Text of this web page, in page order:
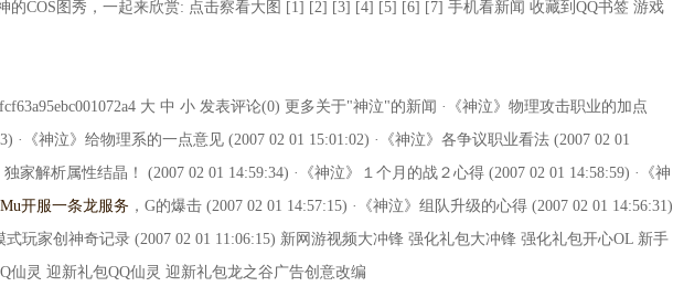
的COS图秀，一起来欣赏: 点击察看大图 [1] [2] [3] [4] [5] [6] [7] 手机看新闻 收藏到QQ书签 游戏
大 中 小 发表评论(0) 更多关于"神泣"的新闻 ·《神泣》物理攻击职业的加点
·《神泣》给物理系的一点意见 (2007 02 01 15:01:02) ·《神泣》各争议职业看法 (2007 02 01
独家解析属性结晶！ (2007 02 01 14:59:34) ·《神泣》１个月的战２心得 (2007 02 01 14:58:59) ·《神
开服一条龙服务 ，G的爆击 (2007 02 01 14:57:15) ·《神泣》组队升级的心得 (2007 02 01 14:56:31)
式玩家创神奇记录 (2007 02 01 11:06:15) 新网游视频大冲锋 强化礼包大冲锋 强化礼包开心OL 新手
仙灵 迎新礼包QQ仙灵 迎新礼包龙之谷广告创意改编